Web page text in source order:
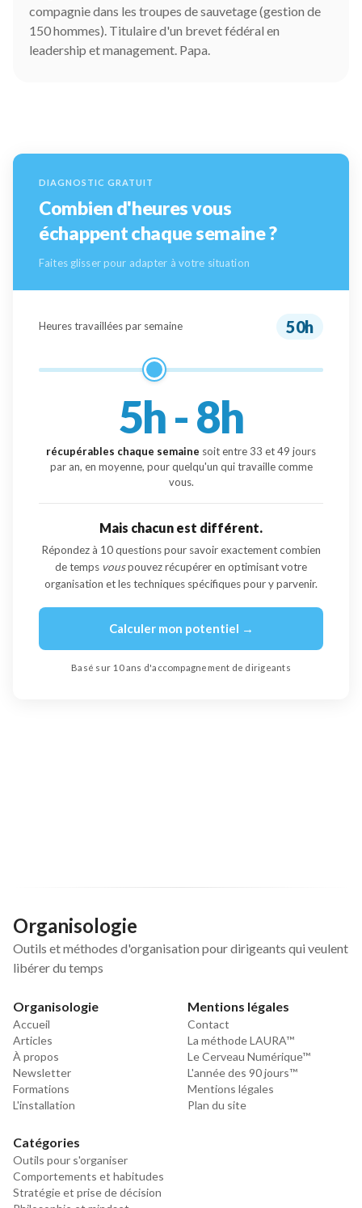
compagnie dans les troupes de sauvetage (gestion de
150 hommes). Titulaire d'un brevet fédéral en
leadership et management. Papa.
DIAGNOSTIC GRATUIT
Combien d'heures vous
échappent chaque semaine ?
Faites glisser pour adapter à votre situation
Heures travaillées par semaine 50h
5h - 8h
récupérables chaque semaine soit entre 33 et49 jours
par an, en moyenne, pour quelqu'un qui travaille comme
vous.
Mais chacun est différent.
Répondez à 10 questions pour savoir exactement combien
de temps vouspouvez récupérer en optimisant votre
organisation et les techniques spécifiques pour y parvenir.
Calculer mon potentiel →
Basé sur 10 ans d'accompagnement de dirigeants
Organisologie
Outils et méthodes d'organisation pour dirigeants qui veulent
libérer du temps
Organisologie
Accueil
Articles
À propos
Newsletter
Formations
L'installation
Mentions légales
Contact
La méthode LAURA™
Le Cerveau Numérique™
L'année des 90 jours™
Mentions légales
Plan du site
Catégories
Outils pour s'organiser
Comportements et habitudes
Stratégie et prise de décision